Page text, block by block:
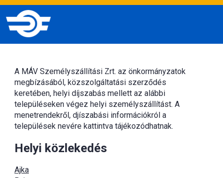
A MÁV Személyszállítási Zrt. az önkormányzatok
megbízásából, közszolgáltatási szerződés
keretében, helyi díjszabás mellett az alábbi
településeken végez helyi személyszállítást. A
menetrendekről, djíszabási információkról a
települések nevére kattintva tájékozódhatnak.
Helyi közlekedés
Ajka